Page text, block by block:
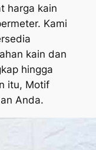
harga kain
Kami
kain dan
hingga
itu, Motif
Anda.